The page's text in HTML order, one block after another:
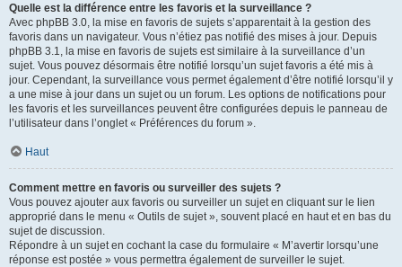
Quelle est la différence entre les favoris et la surveillance ?
Avec phpBB 3.0, la mise en favoris de sujets s’apparentait à la gestion des
favoris dans un navigateur. Vous n’étiez pas notifié des mises à jour. Depuis
phpBB 3.1, la mise en favoris de sujets est similaire à la surveillance d’un
sujet. Vous pouvez désormais être notifié lorsqu’un sujet favoris a été mis à
jour. Cependant, la surveillance vous permet également d’être notifié lorsqu’il y
a une mise à jour dans un sujet ou un forum. Les options de notifications pour
les favoris et les surveillances peuvent être configurées depuis le panneau de
l’utilisateur dans l’onglet « Préférences du forum ».
Haut
Comment mettre en favoris ou surveiller des sujets ?
Vous pouvez ajouter aux favoris ou surveiller un sujet en cliquant sur le lien
approprié dans le menu « Outils de sujet », souvent placé en haut et en bas du
sujet de discussion.
Répondre à un sujet en cochant la case du formulaire « M’avertir lorsqu’une
réponse est postée » vous permettra également de surveiller le sujet.